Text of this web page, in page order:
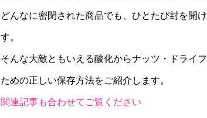
どんなに密閉された商品でも、ひとたび封を開
す。
そんな大敵ともいえる酸化からナッツ・ドライ
ための正しい保存方法をご紹介します。
関連記事も合わせてご覧ください